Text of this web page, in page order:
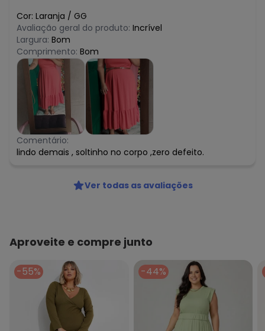
Cor: Laranja / GG
Avaliação geral do produto: Incrível
Largura: Bom
Comprimento: Bom
Comentário:
lindo demais , soltinho no corpo ,zero defeito.
Ver todas as avaliações
Aproveite e compre junto
-55% -44%